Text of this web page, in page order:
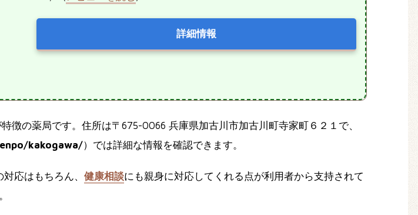
詳細情報
特徴の薬局です。住所は〒675-0066 兵庫県加古川市加古川町寺家町６２１で、
kakogawa/）では詳細な情報を確認できます。
応はもちろん、 健康相談にも親身に対応してくれる点が利用者から支持されて